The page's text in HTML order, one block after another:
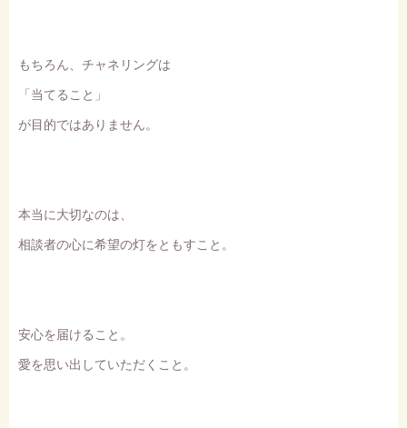
もちろん、チャネリングは
「当てること」
が目的ではありません。
本当に大切なのは、
相談者の心に希望の灯をともすこと。
安心を届けること。
愛を思い出していただくこと。